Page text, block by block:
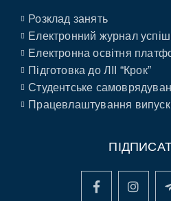
Розклад занять
Електронний журнал
Електронна освітня
Підготовка до ЛІІ “Крок”
Студентське
Працевлаштування